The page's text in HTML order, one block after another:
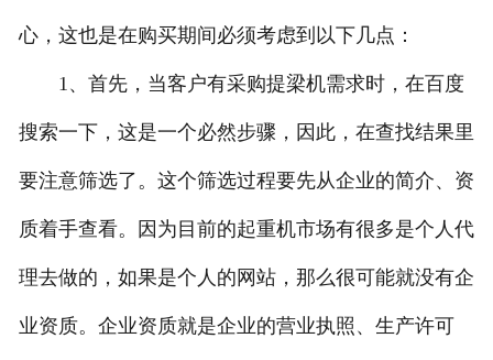
心，这也是在购买期间必须考虑到以下几点：
1、首先，当客户有采购提梁机需求时，在百度
搜索一下，这是一个必然步骤，因此，在查找结果里
要注意筛选了。这个筛选过程要先从企业的简介、资
质着手查看。因为目前的起重机市场有很多是个人代
理去做的，如果是个人的网站，那么很可能就没有企
业资质。企业资质就是企业的营业执照、生产许可